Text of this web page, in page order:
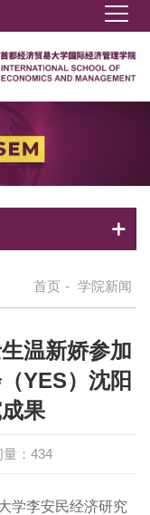
首页 - 学院新闻
温新娇参加
YES）沈阳
果
： 434
学李安民经济研究